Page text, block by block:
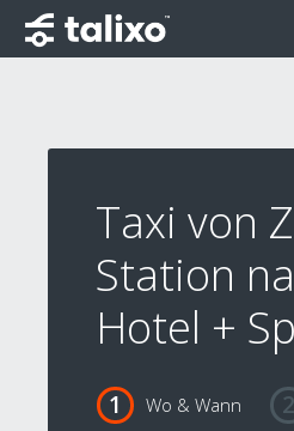
Taxi von
Station
Hotel +
Wo & Wann